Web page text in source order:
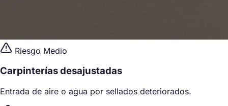
Riesgo Medio
Carpinterías desajustadas
Entrada de aire o agua por sellados deteriorados.